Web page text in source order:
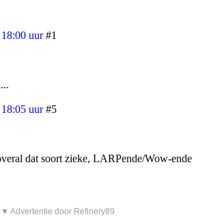
uur #1
uur #5
dat soort zieke, LARPende/Wow-ende
▼ Advertentie door Refinery89